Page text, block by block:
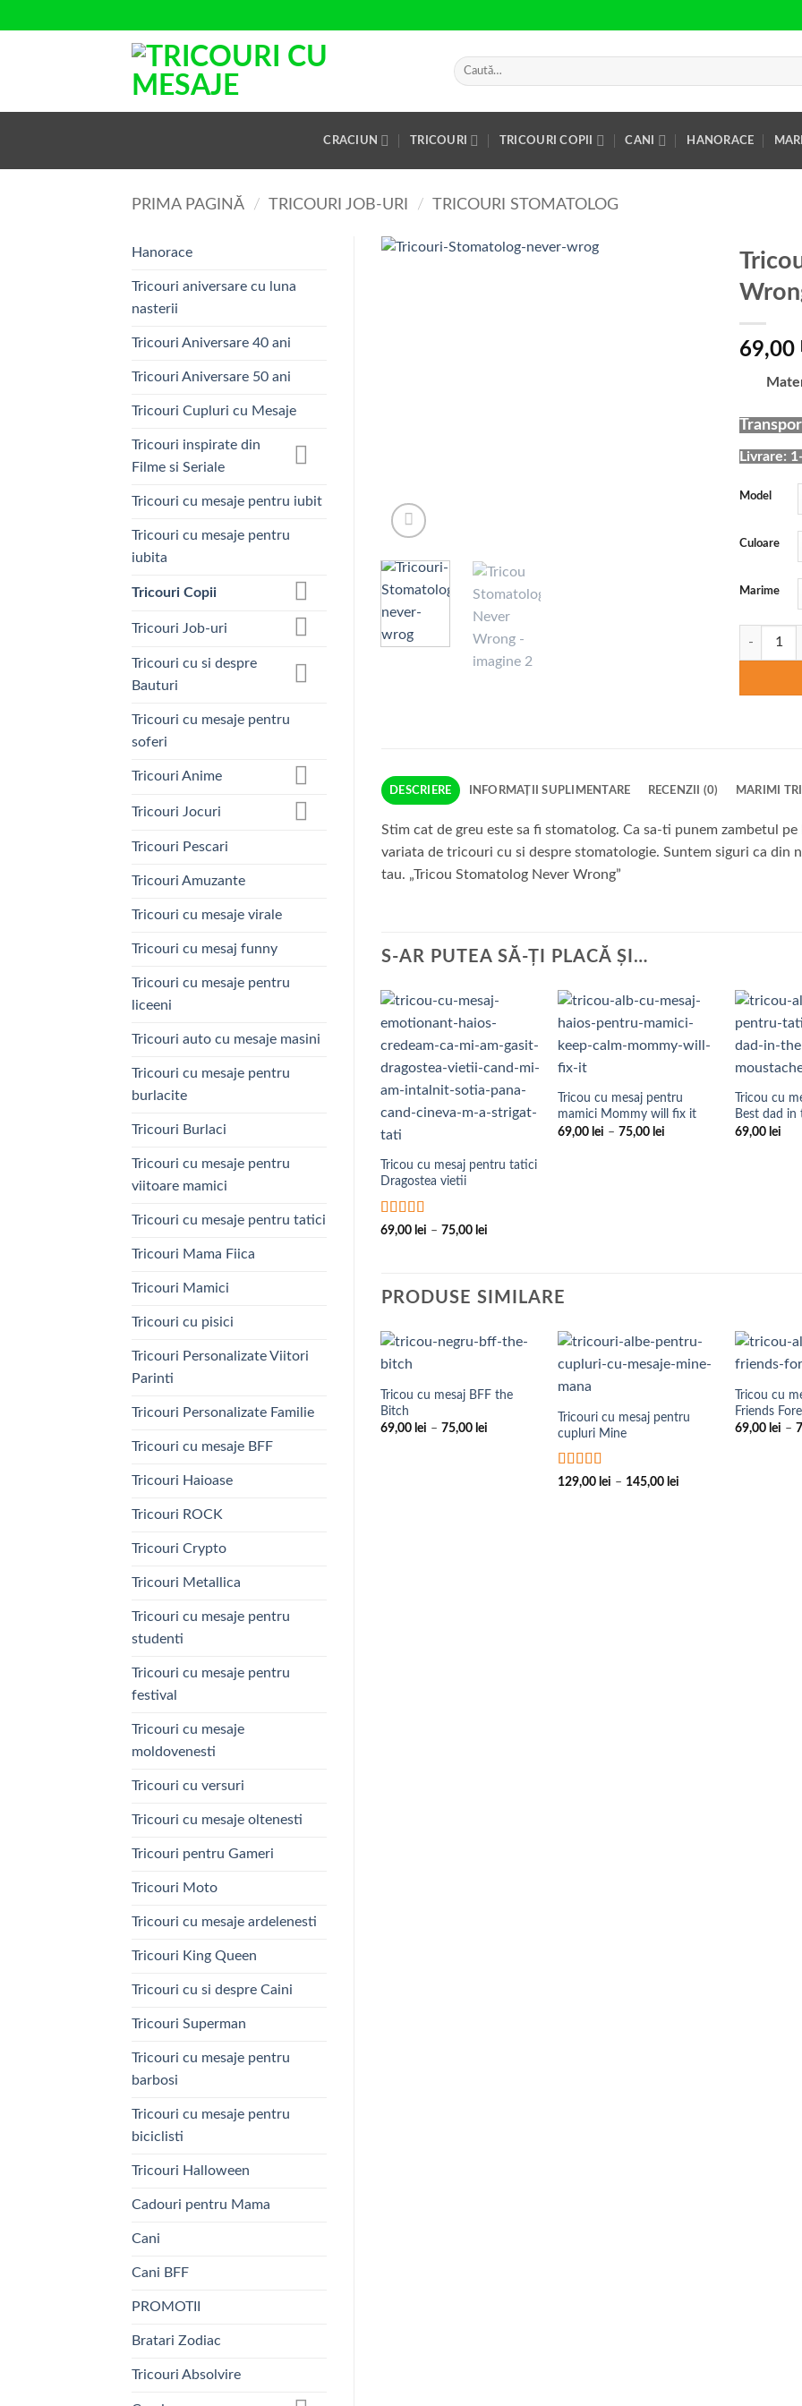
to
Caută
după:
CRACIUN TRICOURI TRICOURI COPII CANI HANORACE
PRIMA PAGINĂ / TRICOURI JOB-URI / TRICOURI STOMATOLOG
Hanorace
Tricouri aniversare cu luna
nasterii
Tricouri Aniversare 40 ani
Tricouri Aniversare 50 ani
Tricouri Cupluri cu Mesaje
Tricouri inspirate din
Filme si Seriale
Tricouri cu mesaje pentru iubit
Tricouri cu mesaje pentru
iubita
Tricouri Copii
Tricouri Job-uri
Tricouri cu si despre
Bauturi
Tricouri cu mesaje pentru
soferi
Tricouri Anime
Tricouri Jocuri
Tricouri Pescari
Tricouri Amuzante
Tricouri cu mesaje virale
Tricouri cu mesaj funny
Tricouri cu mesaje pentru
liceeni
Tricouri auto cu mesaje masini
Tricouri cu mesaje pentru
burlacite
Tricouri Burlaci
Tricouri cu mesaje pentru
viitoare mamici
Tricouri cu mesaje pentru tatici
Tricouri Mama Fiica
Tricouri Mamici
Tricouri cu pisici
Tricouri Personalizate Viitori
Parinti
Tricouri Personalizate Familie
Tricouri cu mesaje BFF
Tricouri Haioase
Tricouri ROCK
Tricouri Crypto
Tricouri Metallica
Tricouri cu mesaje pentru
studenti
Tricouri cu mesaje pentru
festival
Tricouri cu mesaje
moldovenesti
Tricouri cu versuri
Tricouri cu mesaje oltenesti
Tricouri pentru Gameri
Tricouri Moto
Tricouri cu mesaje ardelenesti
Tricouri King Queen
Tricouri cu si despre Caini
Tricouri Superman
Tricouri cu mesaje pentru
barbosi
Tricouri cu mesaje pentru
biciclisti
Tricouri Halloween
Cadouri pentru Mama
Cani
Cani BFF
PROMOTII
Bratari Zodiac
Tricouri Absolvire
69,00
Livrare:
Model
Culoare
Marime
Cantitate
DESCRIERE INFORMAȚII SUPLIMENTARE RECENZII (0) MARIMI
Stim cat de greu este sa fi stomatolog. Ca sa-ti punem zambetul
variata de tricouri cu si despre stomatologie. Suntem siguri ca din
tau. „Tricou Stomatolog Never Wrong”
S-AR PUTEA SĂ-ȚI PLACĂ ȘI…
Wishlist
Tricou cu mesaj pentru tatici
Dragostea vietii
Evaluat la 5
69,00 lei – 75,00 lei
la
75,00 lei
Add to
Wishlist
Tricou cu mesaj pentru
mamici Mommy will fix it
69,00 lei – 75,00 lei
Tricou cu
Best dad in
69,00 lei
PRODUSE SIMILARE
Wishlist
Tricou cu mesaj BFF the
Bitch
69,00 lei – 75,00 lei
Tricouri cu mesaj pentru
cupluri Mine
Evaluat la5
129,00 lei – 145,00 lei
Tricou cu
Friends
69,00 lei –